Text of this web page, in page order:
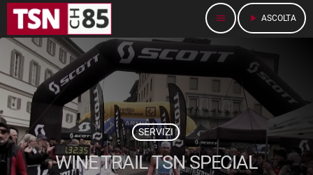
menu play_arrow ASCOLTA
SERVIZI
WINE TRAIL TSN SPECIAL